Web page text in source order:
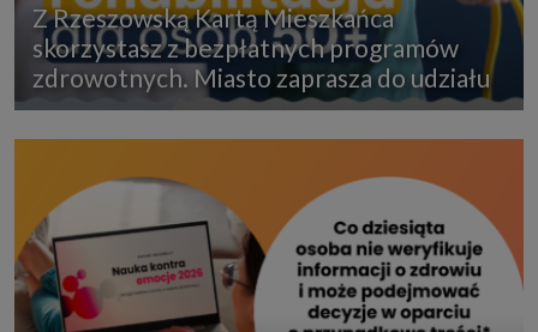
Z Rzeszowską Kartą Mieszkańca
skorzystasz z bezpłatnych programów
zdrowotnych. Miasto zaprasza do udziału